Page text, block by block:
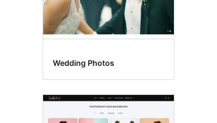
Wedding Photos